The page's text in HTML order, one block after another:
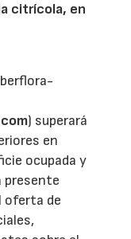
citrícola, en
) superará
en
ocupada y
presente
oferta de